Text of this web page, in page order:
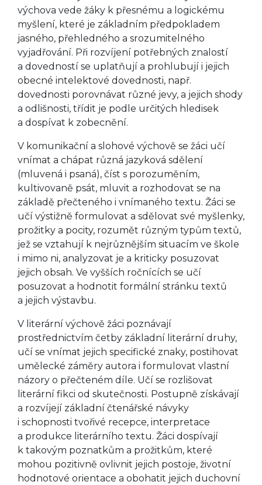
výchova vede žáky k přesnému a logickému
myšlení, které je základním předpokladem
jasného, přehledného a srozumitelného
vyjadřování. Při rozvíjení potřebných znalostí
a dovedností se uplatňují a prohlubují i jejich
obecné intelektové dovednosti, např.
dovednosti porovnávat různé jevy, a jejich shody
a odlišnosti, třídit je podle určitých hledisek
a dospívat k zobecnění.
V komunikační a slohové výchově se žáci učí
vnímat a chápat různá jazyková sdělení
(mluvená i psaná), číst s porozuměním,
kultivovaně psát, mluvit a rozhodovat se na
základě přečteného i vnímaného textu. Žáci se
učí výstižně formulovat a sdělovat své myšlenky,
prožitky a pocity, rozumět různým typům textů,
jež se vztahují k nejrůznějším situacím ve škole
i mimo ni, analyzovat je a kriticky posuzovat
jejich obsah. Ve vyšších ročnících se učí
posuzovat a hodnotit formální stránku textů
a jejich výstavbu.
V literární výchově žáci poznávají
prostřednictvím četby základní literární druhy,
učí se vnímat jejich specifické znaky, postihovat
umělecké záměry autora i formulovat vlastní
názory o přečteném díle. Učí se rozlišovat
literární fikci od skutečnosti. Postupně získávají
a rozvíjejí základní čtenářské návyky
i schopnosti tvořivé recepce, interpretace
a produkce literárního textu. Žáci dospívají
k takovým poznatkům a prožitkům, které
mohou pozitivně ovlivnit jejich postoje, životní
hodnotové orientace a obohatit jejich duchovní